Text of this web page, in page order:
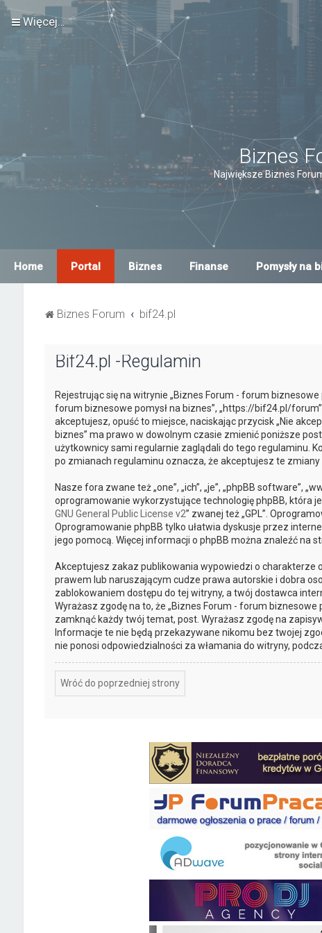
Więcej…
Biznes
Największe Biznes
Home Portal Biznes Finanse Pomysły na
Biznes Forum bif24.pl
Bif24.pl -Regulamin
Rejestrując się na witrynie „Biznes Forum - forum biznesowe
forum biznesowe pomysł na biznes”, „https://bif24.pl/
akceptujesz, opuść to miejsce, naciskając przycisk „Nie
biznes” ma prawo w dowolnym czasie zmienić poniższe
użytkownicy sami regularnie zaglądali do tego regulaminu.
po zmianach regulaminu oznacza, że akceptujesz te
Nasze fora zwane też „one”, „ich”, „je”, „phpBB software”,
oprogramowanie wykorzystujące technologię phpBB, która
GNU General Public License v2” zwanej też „GPL”.
Oprogramowanie phpBB tylko ułatwia dyskusje przez
jego pomocą. Więcej informacji o phpBB można znaleźć na
Akceptujesz zakaz publikowania wypowiedzi o
prawem lub naruszającym cudze prawa autorskie i dobra
zablokowaniem dostępu do tej witryny, a twój dostawca
Wyrażasz zgodę na to, że „Biznes Forum - forum
zamknąć każdy twój temat, post. Wyrażasz zgodę na
Informacje te nie będą przekazywane nikomu bez twojej
nie ponosi odpowiedzialności za włamania do witryny,
Wróć do poprzedniej strony